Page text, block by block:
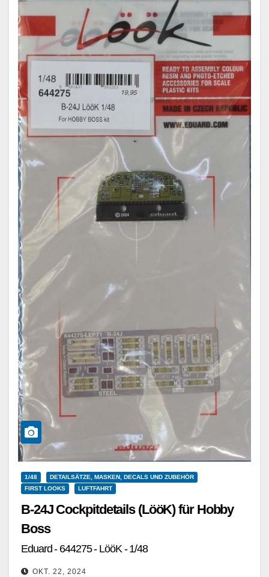
1/48
DETAILSÄTZE, MASKEN, DECALS UND ZUBEHÖR
FIRST LOOKS
LUFTFAHRT
B-24J Cockpitdetails (LööK) für Hobby
Boss
Eduard - 644275 - LööK - 1/48
OKT. 22, 2024